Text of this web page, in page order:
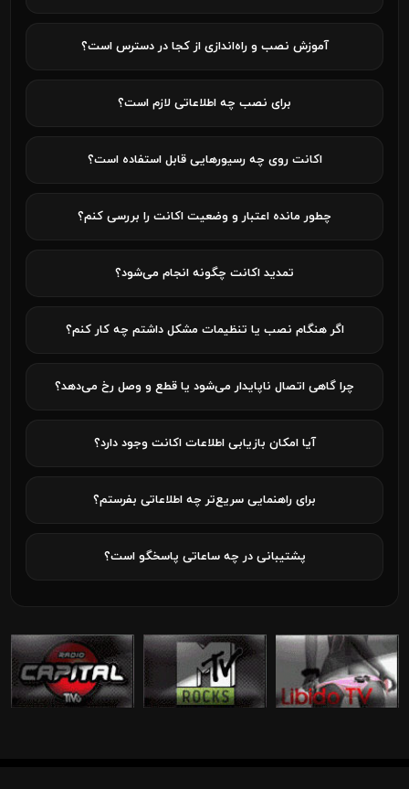
آموزش نصب و راه‌اندازی از کجا در دسترس است؟
برای نصب چه اطلاعاتی لازم است؟
اکانت روی چه رسیورهایی قابل استفاده است؟
چطور مانده اعتبار و وضعیت اکانت را بررسی کنم؟
تمدید اکانت چگونه انجام می‌شود؟
اگر هنگام نصب یا تنظیمات مشکل داشتم چه کار کنم؟
چرا گاهی اتصال ناپایدار می‌شود یا قطع و وصل رخ می‌دهد؟
آیا امکان بازیابی اطلاعات اکانت وجود دارد؟
برای راهنمایی سریع‌تر چه اطلاعاتی بفرستم؟
پشتیبانی در چه ساعاتی پاسخگو است؟